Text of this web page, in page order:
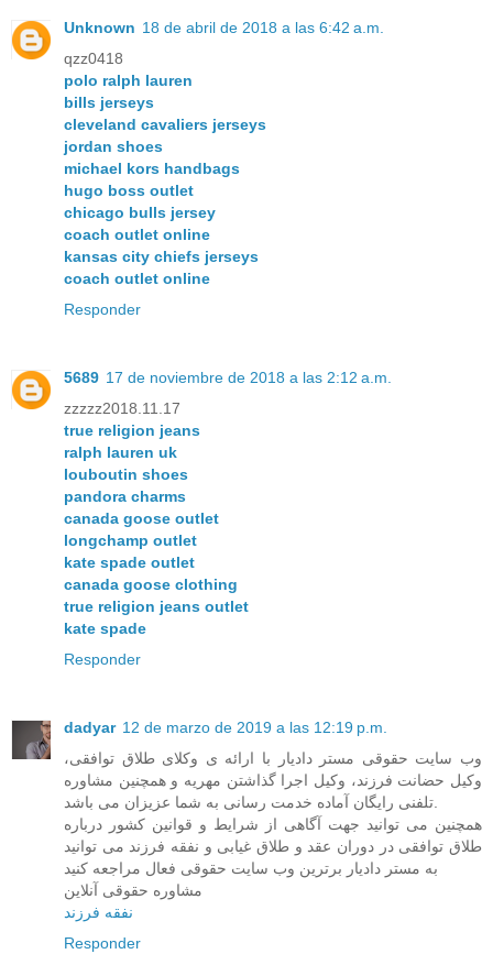
Unknown 18 de abril de 2018 a las 6:42 a.m.
qzz0418
polo ralph lauren
bills jerseys
cleveland cavaliers jerseys
jordan shoes
michael kors handbags
hugo boss outlet
chicago bulls jersey
coach outlet online
kansas city chiefs jerseys
coach outlet online
Responder
5689 17 de noviembre de 2018 a las 2:12 a.m.
zzzzz2018.11.17
true religion jeans
ralph lauren uk
louboutin shoes
pandora charms
canada goose outlet
longchamp outlet
kate spade outlet
canada goose clothing
true religion jeans outlet
kate spade
Responder
dadyar 12 de marzo de 2019 a las 12:19 p.m.
وب سایت حقوقی مستر دادیار با ارائه ی وکلای طلاق توافقی،
وکیل حضانت فرزند، وکیل اجرا گذاشتن مهریه و همچنین مشاوره
تلفنی رایگان آماده خدمت رسانی به شما عزیزان می باشد.
همچنین می توانید جهت آگاهی از شرایط و قوانین کشور درباره
طلاق توافقی در دوران عقد و طلاق غیابی و نفقه فرزند می توانید
به مستر دادیار برترین وب سایت حقوقی فعال مراجعه کنید
مشاوره حقوقی آنلاین
نفقه فرزند
Responder